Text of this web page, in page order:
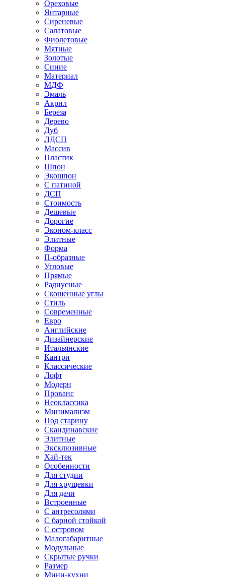
Ореховые
Янтарные
Сиреневые
Салатовые
Фиолетовые
Мятные
Золотые
Синие
Материал
МДФ
Эмаль
Акрил
Береза
Дерево
Дуб
ЛДСП
Массив
Пластик
Шпон
Экошпон
С патиной
ДСП
Стоимость
Дешевые
Дорогие
Эконом-класс
Элитные
Форма
П-образные
Угловые
Прямые
Радиусные
Скошенные углы
Стиль
Современные
Евро
Английские
Дизайнерские
Итальянские
Кантри
Классические
Лофт
Модерн
Прованс
Неоклассика
Минимализм
Под старину
Скандинавские
Элитные
Эксклюзивные
Хай-тек
Особенности
Для студии
Для хрущевки
Для дачи
Встроенные
С антресолями
С барной стойкой
С островом
Малогабаритные
Модульные
Скрытые ручки
Размер
Мини-кухни